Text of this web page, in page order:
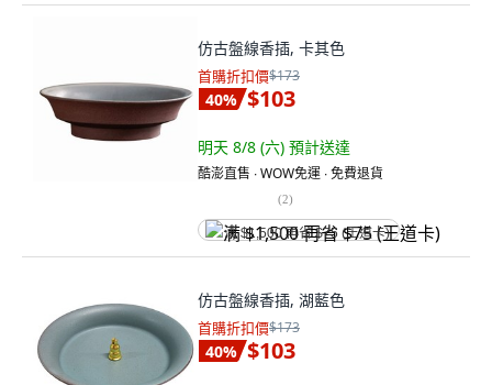
仿古盤線香插, 卡其色
首購折扣價$173
40% $103
明天 8/8 (六) 預計送達
酷澎直售 ∙ WOW免運 ∙ 免費退貨
(2)
满 $1,500 再省 $75 (王道卡)
仿古盤線香插, 湖藍色
首購折扣價$173
40% $103